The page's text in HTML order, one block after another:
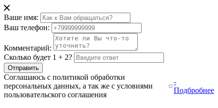
Ваше имя:
Ваш телефон:
Комментарий:
Сколько будет 1 + 2?
Отправить
Соглашаюсь с политикой обработки
персональных данных, а так же с условиями
пользовательского соглашения
-
Подбробнее